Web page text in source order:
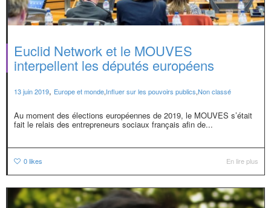
Euclid Network et le MOUVES
interpellent les députés européens
13 juin 2019, Europe et monde,Influer sur les pouvoirs publics,Non classé
Au moment des élections européennes de 2019, le MOUVES s’était
fait le relais des entrepreneurs sociaux français afin de...
0likes En lire plus